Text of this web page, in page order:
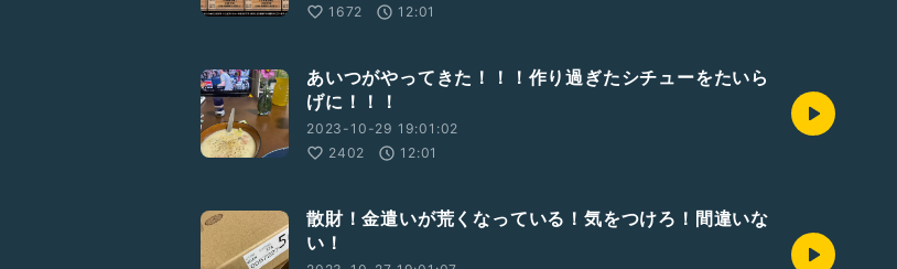
1672
12:01
あいつがやってきた！！！作り過ぎたシチューをたいら
げに！！！
2023-10-29 19:01:02
2402
12:01
散財！金遣いが荒くなっている！気をつけろ！間違いな
い！